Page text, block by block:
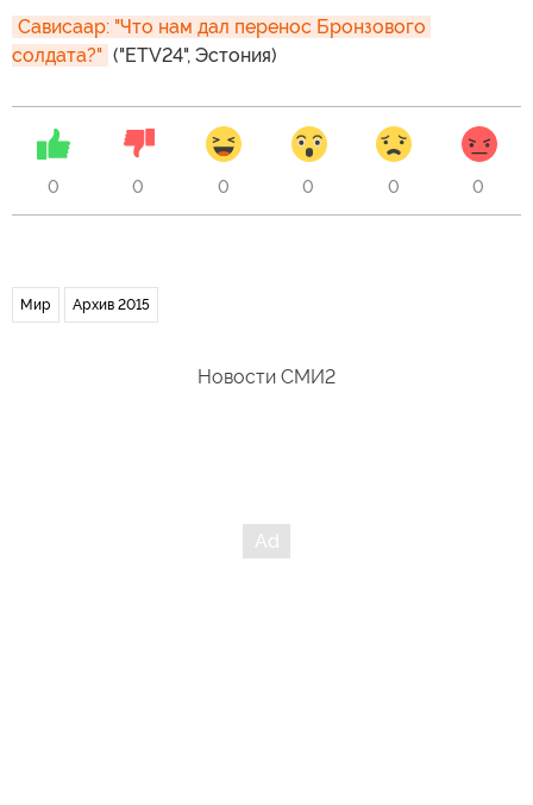
Сависаар: "Что нам дал перенос Бронзового
солдата?" ("ETV24", Эстония)
0 0 0 0 0 0
Мир Архив 2015
Новости СМИ2